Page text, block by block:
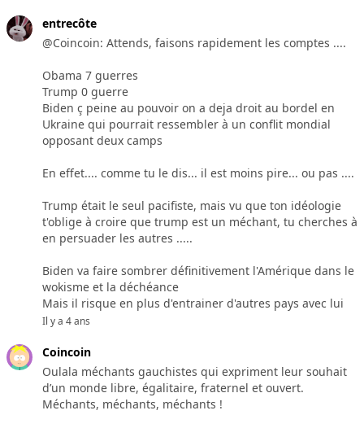
entrecôte
@Coincoin: Attends, faisons rapidement les comptes ....
Obama 7 guerres
Trump 0 guerre
Biden ç peine au pouvoir on a deja droit au bordel en
Ukraine qui pourrait ressembler à un conflit mondial
opposant deux camps
En effet.... comme tu le dis... il est moins pire... ou pas ....
Trump était le seul pacifiste, mais vu que ton idéologie
t'oblige à croire que trump est un méchant, tu cherches à
en persuader les autres .....
Biden va faire sombrer définitivement l'Amérique dans le
wokisme et la déchéance
Mais il risque en plus d'entrainer d'autres pays avec lui
Il y a 4 ans
Coincoin
Oulala méchants gauchistes qui expriment leur souhait
d’un monde libre, égalitaire, fraternel et ouvert.
Méchants, méchants, méchants !